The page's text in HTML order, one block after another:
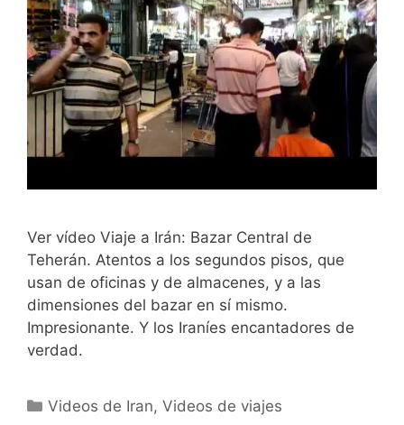
Ver vídeo Viaje a Irán: Bazar Central de
Teherán. Atentos a los segundos pisos, que
usan de oficinas y de almacenes, y a las
dimensiones del bazar en sí mismo.
Impresionante. Y los Iraníes encantadores de
verdad.
Categorías
Videos de Iran,Videos de viajes